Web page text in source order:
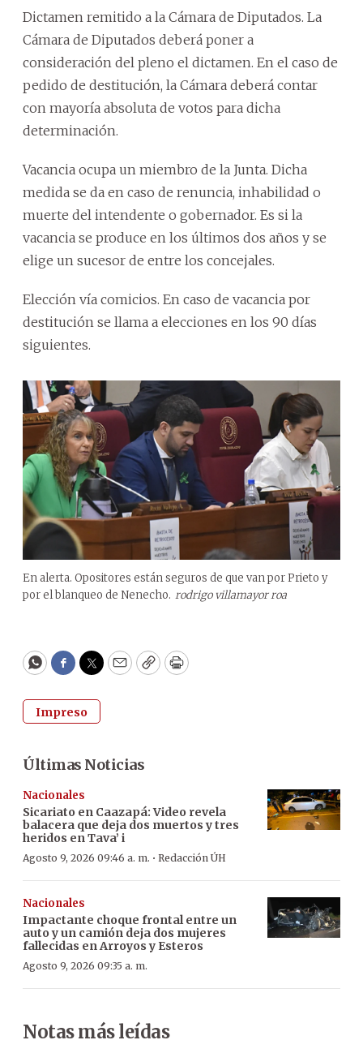
Dictamen remitido a la Cámara de Diputados. La
Cámara de Diputados deberá poner a
consideración del pleno el dictamen. En el caso de
pedido de destitución, la Cámara deberá contar
con mayoría absoluta de votos para dicha
determinación.
Vacancia ocupa un miembro de la Junta. Dicha
medida se da en caso de renuncia, inhabilidad o
muerte del intendente o gobernador. Es si la
vacancia se produce en los últimos dos años y se
elige un sucesor de entre los concejales.
Elección vía comicios. En caso de vacancia por
destitución se llama a elecciones en los 90 días
siguientes.
En alerta. Opositores están seguros de que van por Prieto y
por el blanqueo de Nenecho. rodrigo villamayor roa
WhatsApp
Facebook
Twitter
EmailCopyPrint
Impreso
Últimas Noticias
Nacionales
Sicariato en Caazapá: Video revela
balacera que deja dos muertos y tres
heridos en Tava’ i
Agosto 9, 2026 09:46 a. m. · Redacción ÚH
Nacionales
Impactante choque frontal entre un
auto y un camión deja dos mujeres
fallecidas en Arroyos y Esteros
Agosto 9, 2026 09:35 a. m.
Notas más leídas